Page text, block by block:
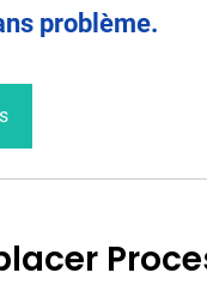
problème.